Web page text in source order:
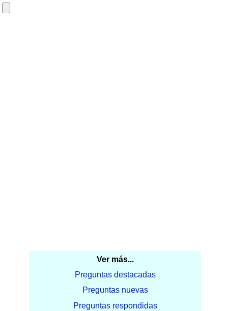
Ver más...
Preguntas destacadas
Preguntas nuevas
Preguntas respondidas